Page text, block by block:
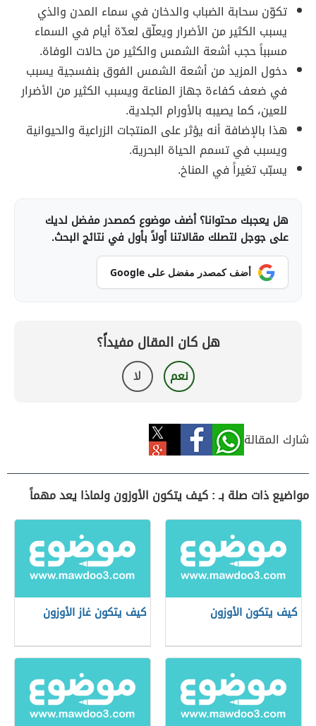
تكوّن سحابة الضباب والدخان في سماء المدن والذي
يسبب الكثير من الأضرار ويعلّق لعدّة أيام في السماء
مسبباً حجب أشعة الشمس والكثير من حالات الوفاة.
دخول المزيد من أشعة الشمس الفوق بنفسجية يسبب
في ضعف كفاءة جهاز المناعة ويسبب الكثير من الأضرار
للعين، كما يصيبه بالأورام الجلدية.
هذا بالإضافة أنه يؤثر على المنتجات الزراعية والحيوانية
ويسبب في تسمم الحياة البحرية.
يسبّب تغيراً في المناخ.
هل يعجبك محتوانا؟ أضف موضوع كمصدر مفضل لديك
على جوجل لتصلك مقالاتنا أولاً بأول في نتائج البحث.
أضف كمصدر مفضل على Google
هل كان المقال مفيداً؟
نعم لا
شارك المقالة
مواضيع ذات صلة بـ : كيف يتكون الأوزون ولماذا يعد مهماً
كيف يتكون الأوزون كيف يتكون غاز الأوزون